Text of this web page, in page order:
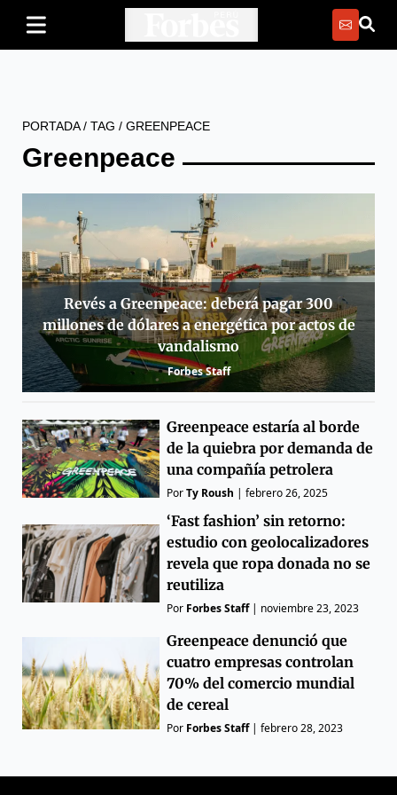
PORTADA/ TAG / GREENPEACE
Greenpeace
Revés a Greenpeace: deberá pagar 300
millones de dólares a energética por actos de
vandalismo
Forbes Staff
Greenpeace estaría al borde
de la quiebra por demanda de
una compañía petrolera
PorTy Roush |febrero 26, 2025
‘Fast fashion’ sin retorno:
estudio con geolocalizadores
revela que ropa donada no se
reutiliza
Por Forbes Staff| noviembre 23, 2023
Greenpeace denunció que
cuatro empresas controlan
70% del comercio mundial
de cereal
Por Forbes Staff|febrero 28, 2023